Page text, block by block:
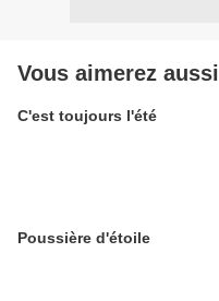
Vous aimerez aussi
C'est toujours l'été
Poussière d'étoile